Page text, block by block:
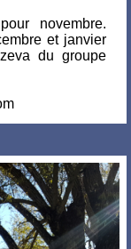
novembre.
et janvier
du groupe